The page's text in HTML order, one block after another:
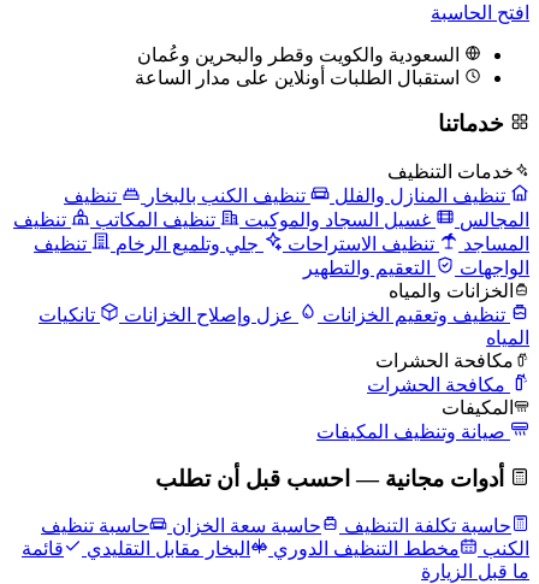
افتح الحاسبة
السعودية والكويت وقطر والبحرين وعُمان
استقبال الطلبات أونلاين على مدار الساعة
خدماتنا
خدمات التنظيف
تنظيف المنازل والفلل
تنظيف الكنب بالبخار
تنظيف
المجالس
غسيل السجاد والموكيت تنظيف المكاتب
تنظيف
المساجد
تنظيف الاستراحات جلي وتلميع الرخام
تنظيف
الواجهات
التعقيم والتطهير
الخزانات والمياه
تنظيف وتعقيم الخزانات
عزل وإصلاح الخزانات
تانكيات
المياه
مكافحة الحشرات
مكافحة الحشرات
المكيفات
صيانة وتنظيف المكيفات
أدوات مجانية — احسب قبل أن تطلب
حاسبة تكلفة التنظيف حاسبة سعة الخزان
حاسبة تنظيف
الكنب
مخطط التنظيف الدوري البخار مقابل التقليدي
قائمة
ما قبل الزيارة